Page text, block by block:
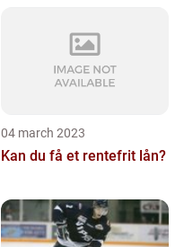
04 march 2023
Kan du få et rentefrit lån?